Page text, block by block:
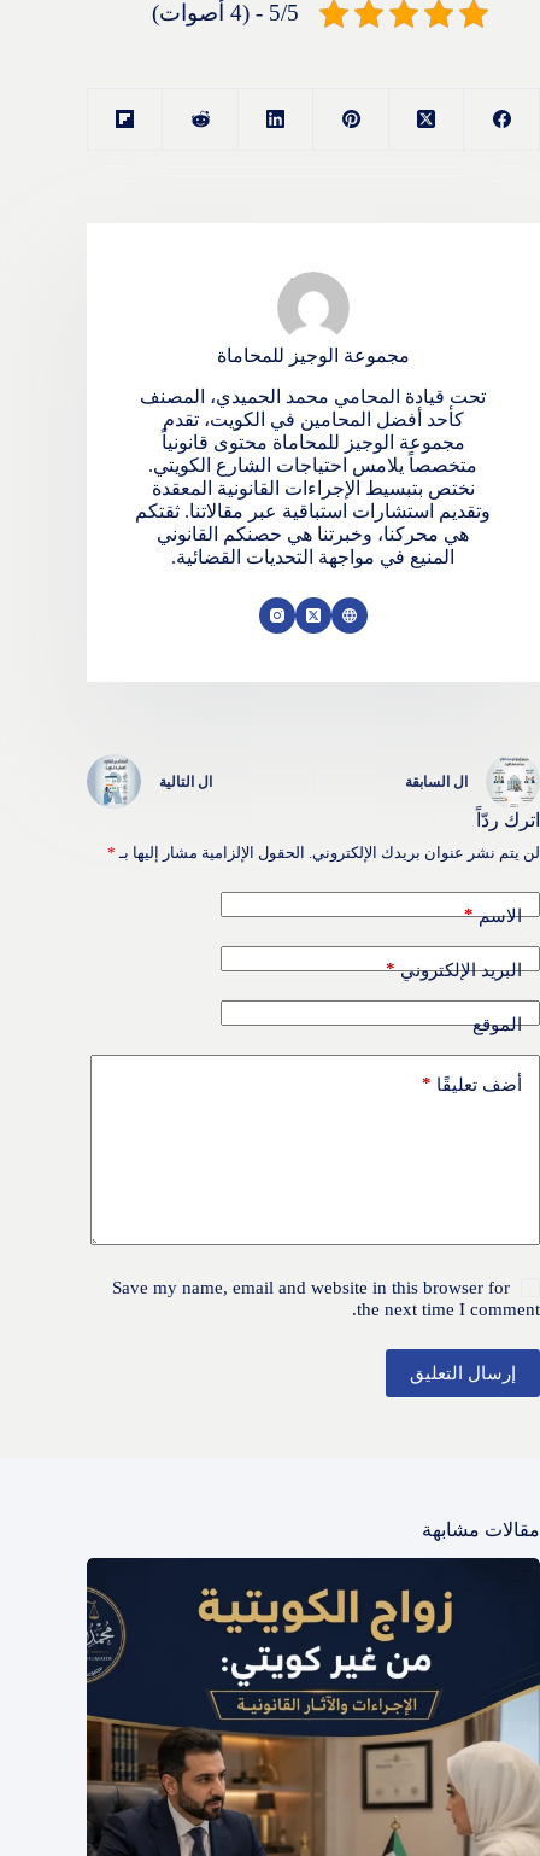
5/5 - (4 أصوات)
مجموعة الوجيز للمحاماة
تحت قيادة المحامي محمد الحميدي، المصنف
كأحد أفضل المحامين في الكويت، تقدم
مجموعة الوجيز للمحاماة محتوى قانونياً
متخصصاً يلامس احتياجات الشارع الكويتي.
نختص بتبسيط الإجراءات القانونية المعقدة
وتقديم استشارات استباقية عبر مقالاتنا. ثقتكم
هي محركنا، وخبرتنا هي حصنكم القانوني
المنيع في مواجهة التحديات القضائية.
ال السابقة ال التالية
اترك ردّاً
لن يتم نشر عنوان بريدك الإلكتروني. الحقول الإلزامية مشار إليها بـ *
الاسم*
البريد الإلكتروني*
الموقع
أضف تعليقًا *
Save my name, email and website in this browser for
the next time I comment.
إرسال التعليق
مقالات مشابهة